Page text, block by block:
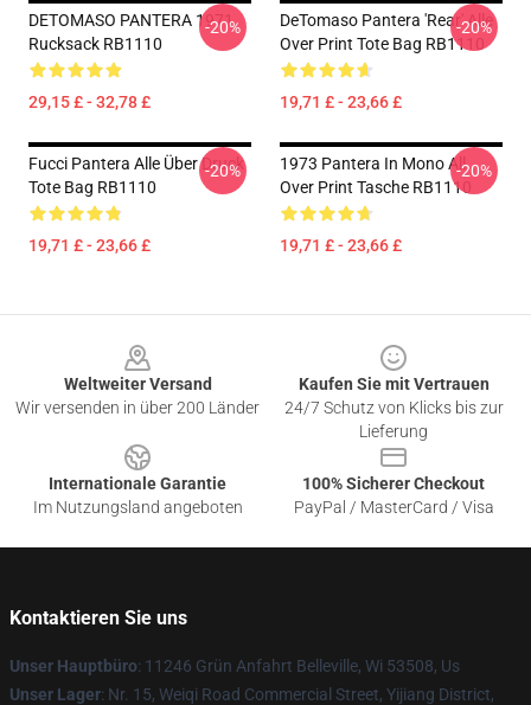
DETOMASO PANTERA 1971
Rucksack RB1110
29,15 £ - 32,78 £
-20%
DeTomaso Pantera 'Rear' Alle
Over Print Tote Bag RB1110
19,71 £ - 23,66 £
-20%
Fucci Pantera Alle Über Druck
Tote Bag RB1110
19,71 £ - 23,66 £
-20%
1973 Pantera In Mono All
Over Print Tasche RB1110
19,71 £ - 23,66 £
-20%
Weltweiter Versand
Wir versenden in über 200 Länder
Kaufen Sie mit Vertrauen
24/7 Schutz von Klicks bis zur
Lieferung
Internationale Garantie
Im Nutzungsland angeboten
100% Sicherer Checkout
PayPal / MasterCard / Visa
Kontaktieren Sie uns
Unser Hauptbüro: 11246 Grün Anfahrt Belleville, Wi 53508, Us
Unser Lager: Nr. 15, Weiqi Road Commercial Street, Yijiang District,